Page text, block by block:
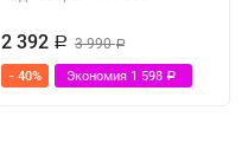
2 392 Р 3 990Р
- 40% Экономия 1 598 Р